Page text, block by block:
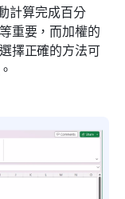
計算完成百分
重要，而加權的
擇正確的方法可